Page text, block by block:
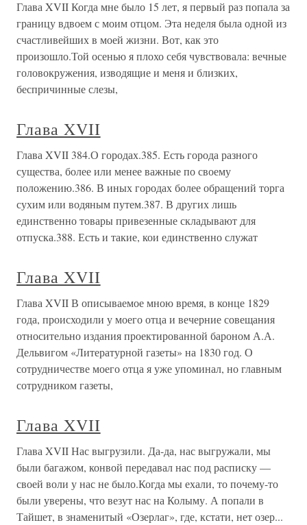
Глава XVII Когда мне было 15 лет, я первый раз попала за
границу вдвоем с моим отцом. Эта неделя была одной из
счастливейших в моей жизни. Вот, как это
произошло.Той осенью я плохо себя чувствовала: вечные
головокружения, изводящие и меня и близких,
беспричинные слезы,
Глава XVII
Глава XVII 384.О городах.385. Есть города разного
существа, более или менее важные по своему
положению.386. В иных городах более обращений торга
сухим или водяным путем.387. В других лишь
единственно товары привезенные складывают для
отпуска.388. Есть и такие, кои единственно служат
Глава XVII
Глава XVII В описываемое мною время, в конце 1829
года, происходили у моего отца и вечерние совещания
относительно издания проектированной бароном А.А.
Дельвигом «Литературной газеты» на 1830 год. О
сотрудничестве моего отца я уже упоминал, но главным
сотрудником газеты,
Глава XVII
Глава XVII Нас выгрузили. Да-да, нас выгружали, мы
были багажом, конвой передавал нас под расписку —
своей воли у нас не было.Когда мы ехали, то почему-то
были уверены, что везут нас на Колыму. А попали в
Тайшет, в знаменитый «Озерлаг», где, кстати, нет озер...